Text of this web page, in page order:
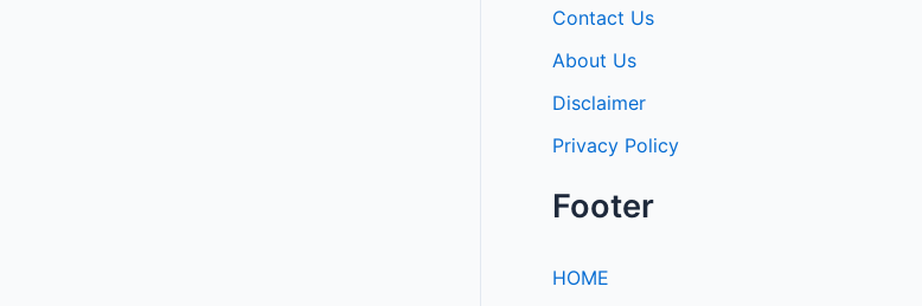
Contact Us
About Us
Disclaimer
Privacy Policy
Footer
HOME